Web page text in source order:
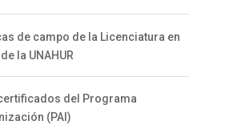
de campo de la Licenciatura en
la UNAHUR
del Programa
(PAI)